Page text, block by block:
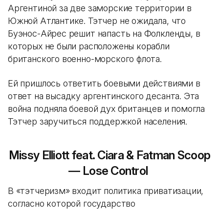
Аргентиной за две заморские территории в
Южной Атлантике. Тэтчер не ожидала, что
Буэнос-Айрес решит напасть на Фолкленды, в
которых не были расположены корабли
британского военно-морского флота.
Ей пришлось ответить боевыми действиями в
ответ на высадку аргентинского десанта. Эта
война подняла боевой дух британцев и помогла
Тэтчер заручиться поддержкой населения.
Missy Elliott feat. Ciara & Fatman Scoop
— Lose Control
В «тэтчеризм» входит политика приватизации,
согласно которой государство